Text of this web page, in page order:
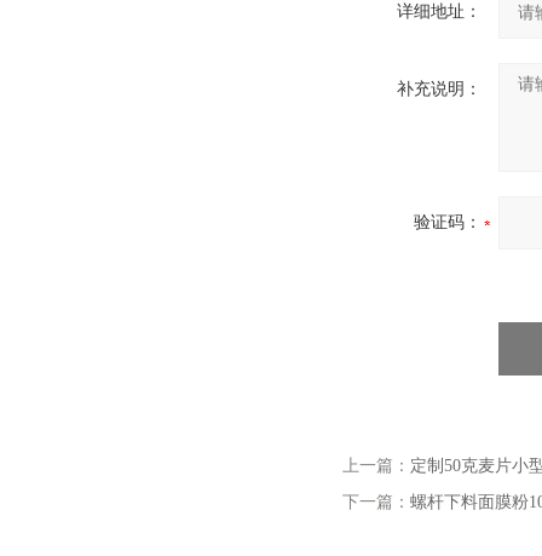
详细地址：
补充说明：
验证码：
上一篇： 定制50克麦片小
下一篇： 螺杆下料面膜粉